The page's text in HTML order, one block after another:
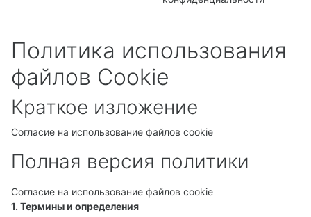
Политика использования
файлов Cookie
Краткое изложение
Согласие на использование файлов cookie
Полная версия политики
Согласие на использование файлов cookie
1. Термины и определения